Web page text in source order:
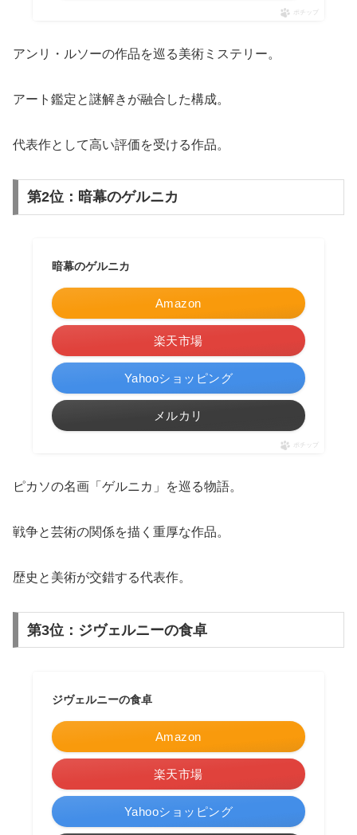
ポチップ
アンリ・ルソーの作品を巡る美術ミステリー。
アート鑑定と謎解きが融合した構成。
代表作として高い評価を受ける作品。
第2位：暗幕のゲルニカ
暗幕のゲルニカ
Amazon
楽天市場
Yahooショッピング
メルカリ
ポチップ
ピカソの名画「ゲルニカ」を巡る物語。
戦争と芸術の関係を描く重厚な作品。
歴史と美術が交錯する代表作。
第3位：ジヴェルニーの食卓
ジヴェルニーの食卓
Amazon
楽天市場
Yahooショッピング